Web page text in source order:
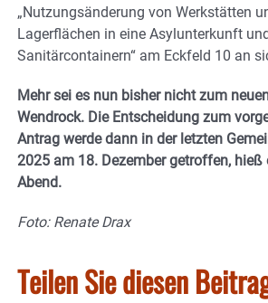
„Nutzungsänderung von Werkstätten
Lagerflächen in eine Asylunterkunft
Sanitärcontainern“ am Eckfeld 10 an
Mehr sei es nun bisher nicht zum
Wendrock. Die Entscheidung zum
Antrag werde dann in der letzten
2025 am 18. Dezember getroffen, hieß
Abend.
Foto: Renate Drax
Teilen Sie diesen